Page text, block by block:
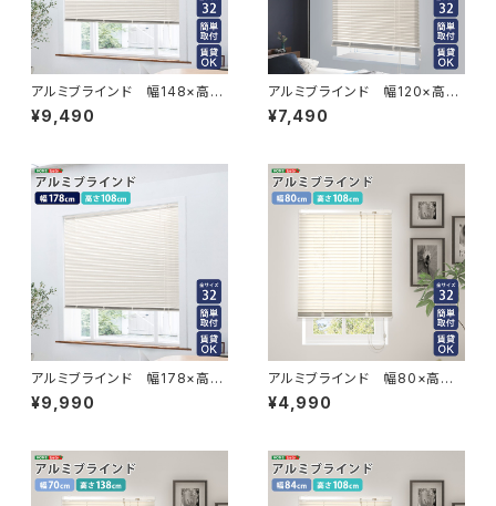
アルミブラインド 幅148×高さ
183cm SH-29-TAB148-18
3
¥9,490
アルミブラインド 幅120×高さ
138cm SH-29-TAB120-13
8
¥7,490
アルミブラインド 幅178×高さ
108cm SH-29-TAB178-10
8
¥9,990
アルミブラインド 幅80×高さ1
08cm SH-29-TAB80-108
¥4,990